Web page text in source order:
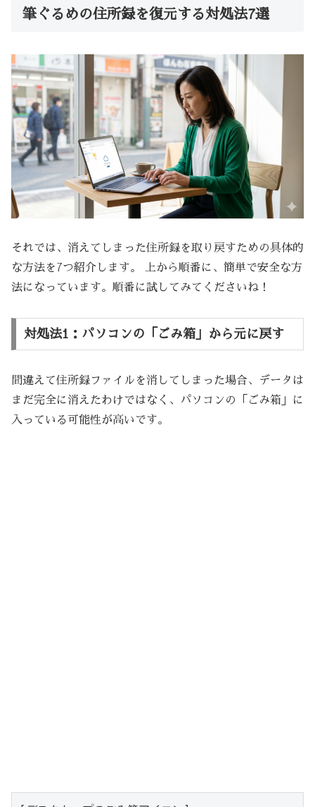
筆ぐるめの住所録を復元する対処法7選
それでは、消えてしまった住所録を取り戻すための具体的
な方法を7つ紹介します。 上から順番に、簡単で安全な方
法になっています。順番に試してみてくださいね！
対処法1：パソコンの「ごみ箱」から元に戻す
間違えて住所録ファイルを消してしまった場合、データは
まだ完全に消えたわけではなく、パソコンの「ごみ箱」に
入っている可能性が高いです。